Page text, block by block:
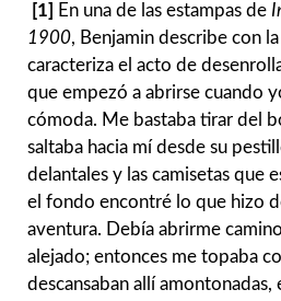
[1] En una de las estampas de
1900, Benjamin describe con
caracteriza el acto de
que empezó a abrirse cuando
cómoda. Me bastaba tirar del
saltaba hacia mí desde su
delantales y las camisetas que
el fondo encontré lo que hizo
aventura. Debía abrirme
alejado; entonces me topaba
descansaban allí